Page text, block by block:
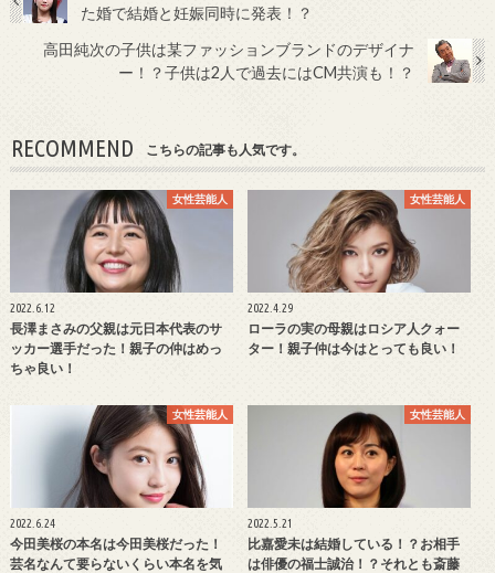
た婚で結婚と妊娠同時に発表！？
高田純次の子供は某ファッションブランドのデザイナ
ー！？子供は2人で過去にはCM共演も！？
RECOMMEND こちらの記事も人気です。
女性芸能人
2022.6.12
長澤まさみの父親は元日本代表のサ
ッカー選手だった！親子の仲はめっ
ちゃ良い！
女性芸能人
2022.4.29
ローラの実の母親はロシア人クォー
ター！親子仲は今はとっても良い！
女性芸能人
2022.6.24
今田美桜の本名は今田美桜だった！
芸名なんて要らないくらい本名を気
女性芸能人
2022.5.21
比嘉愛未は結婚している！？お相手
は俳優の福士誠治！？それとも斎藤